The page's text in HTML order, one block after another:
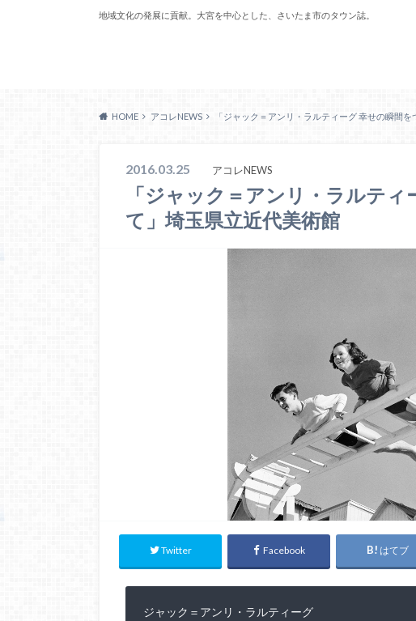
地域文化の発展に貢献。大宮を中心とした、さいたま市のタウン誌。
HOME アコレNEWS 「ジャック＝アンリ・ラルティーグ 幸せの瞬間
2016.03.25 アコレNEWS
「ジャック＝アンリ・ラルテ
て」埼玉県立近代美術館
Twitter Facebook はてブ
ジャック＝アンリ・ラルティーグ